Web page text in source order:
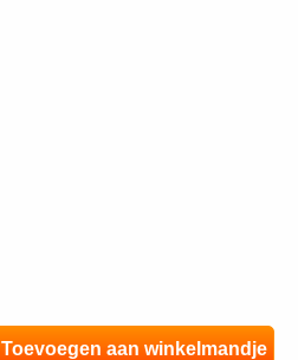
Toevoegen aan winkelmandje